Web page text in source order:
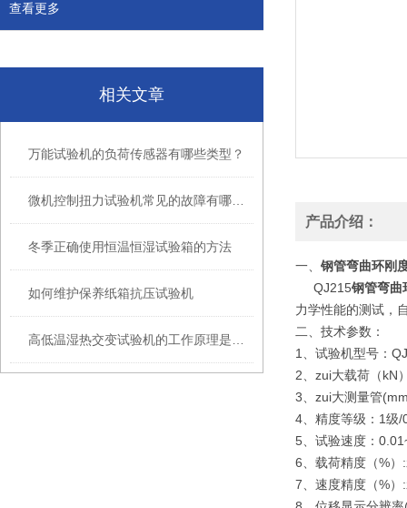
查看更多
相关文章
万能试验机的负荷传感器有哪些类型？
冬季正确使用恒温恒湿试验箱的方法
如何维护保养纸箱抗压试验机
产品介绍：
一、 钢管弯曲环刚
QJ215钢管弯曲
力学性能的测试，
二、 技术参数：
1、试验机型号：
2、zui大载荷（kN
3、zui大测量管
4、精度等级：1级/
5、试验速度：
6、载荷精度（%
7、速度精度（%